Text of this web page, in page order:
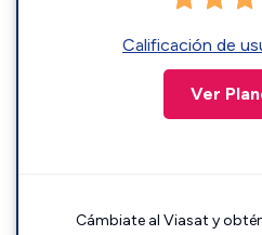
Calificación de
Ver
Cámbiate al Viasat y